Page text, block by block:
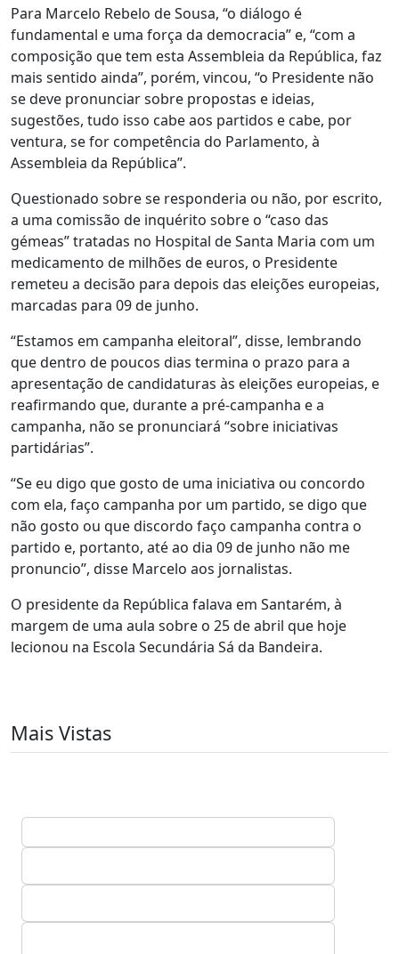
Para Marcelo Rebelo de Sousa, “o diálogo é
fundamental e uma força da democracia” e, “com a
composição que tem esta Assembleia da República, faz
mais sentido ainda”, porém, vincou, “o Presidente não
se deve pronunciar sobre propostas e ideias,
sugestões, tudo isso cabe aos partidos e cabe, por
ventura, se for competência do Parlamento, à
Assembleia da República”.
Questionado sobre se responderia ou não, por escrito,
a uma comissão de inquérito sobre o “caso das
gémeas” tratadas no Hospital de Santa Maria com um
medicamento de milhões de euros, o Presidente
remeteu a decisão para depois das eleições europeias,
marcadas para 09 de junho.
“Estamos em campanha eleitoral”, disse, lembrando
que dentro de poucos dias termina o prazo para a
apresentação de candidaturas às eleições europeias, e
reafirmando que, durante a pré-campanha e a
campanha, não se pronunciará “sobre iniciativas
partidárias”.
“Se eu digo que gosto de uma iniciativa ou concordo
com ela, faço campanha por um partido, se digo que
não gosto ou que discordo faço campanha contra o
partido e, portanto, até ao dia 09 de junho não me
pronuncio”, disse Marcelo aos jornalistas.
O presidente da República falava em Santarém, à
margem de uma aula sobre o 25 de abril que hoje
lecionou na Escola Secundária Sá da Bandeira.
Mais Vistas